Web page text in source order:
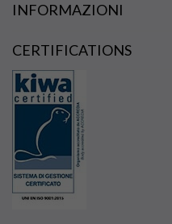
INFORMAZIONI
CERTIFICATIONS